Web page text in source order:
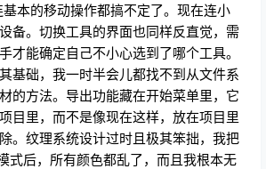
本的移动操作都搞不定了。现在连小
备。切换工具的界面也同样反直觉，需
才能确定自己不小心选到了哪个工具。
基础，我一时半会儿都找不到从文件系
的方法。导出功能藏在开始菜单里，它
目里，而不是像现在这样，放在项目里
。纹理系统设计过时且极其笨拙，我把
式后，所有颜色都乱了，而且我根本无